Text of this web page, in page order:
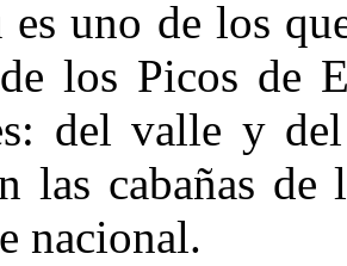
es uno de los
los Picos de
del valle y
las cabañas de
nacional.